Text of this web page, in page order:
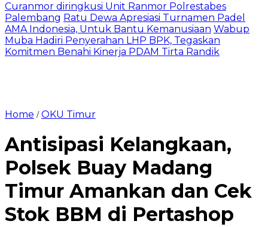
Curanmor diringkusi Unit Ranmor Polrestabes
Palembang Ratu Dewa Apresiasi Turnamen Padel
AMA Indonesia, Untuk Bantu Kemanusiaan Wabup
Muba Hadiri Penyerahan LHP BPK, Tegaskan
Komitmen Benahi Kinerja PDAM Tirta Randik
Home /OKU Timur
Antisipasi Kelangkaan,
Polsek Buay Madang
Timur Amankan dan Cek
Stok BBM di Pertashop